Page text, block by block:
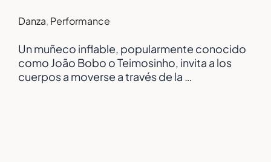
Danza, Performance
Un muñeco inflable, popularmente conocido
como João Bobo o Teimosinho, invita a los
cuerpos a moverse a través de la …